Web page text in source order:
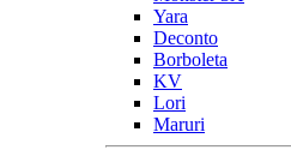
Yara
Deconto
Borboleta
KV
Lori
Maruri